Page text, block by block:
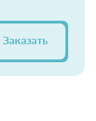
Заказать